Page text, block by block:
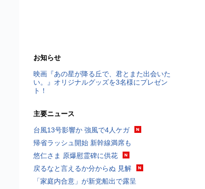
お知らせ
映画『あの星が降る丘で、君とまた出会いた
い。』オリジナルグッズを3名様にプレゼン
ト！
主要ニュース
台風13号影響か 強風で4人ケガ
帰省ラッシュ開始 新幹線満席も
悠仁さま 原爆慰霊碑に供花
戻るなと言えるか分からぬ 見解
「家庭内合意」が新党船出で露呈